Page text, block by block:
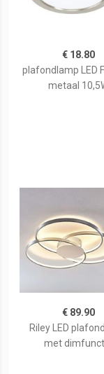
€ 18.80
plafondlamp LED
metaal
€ 89.90
Riley LED
met